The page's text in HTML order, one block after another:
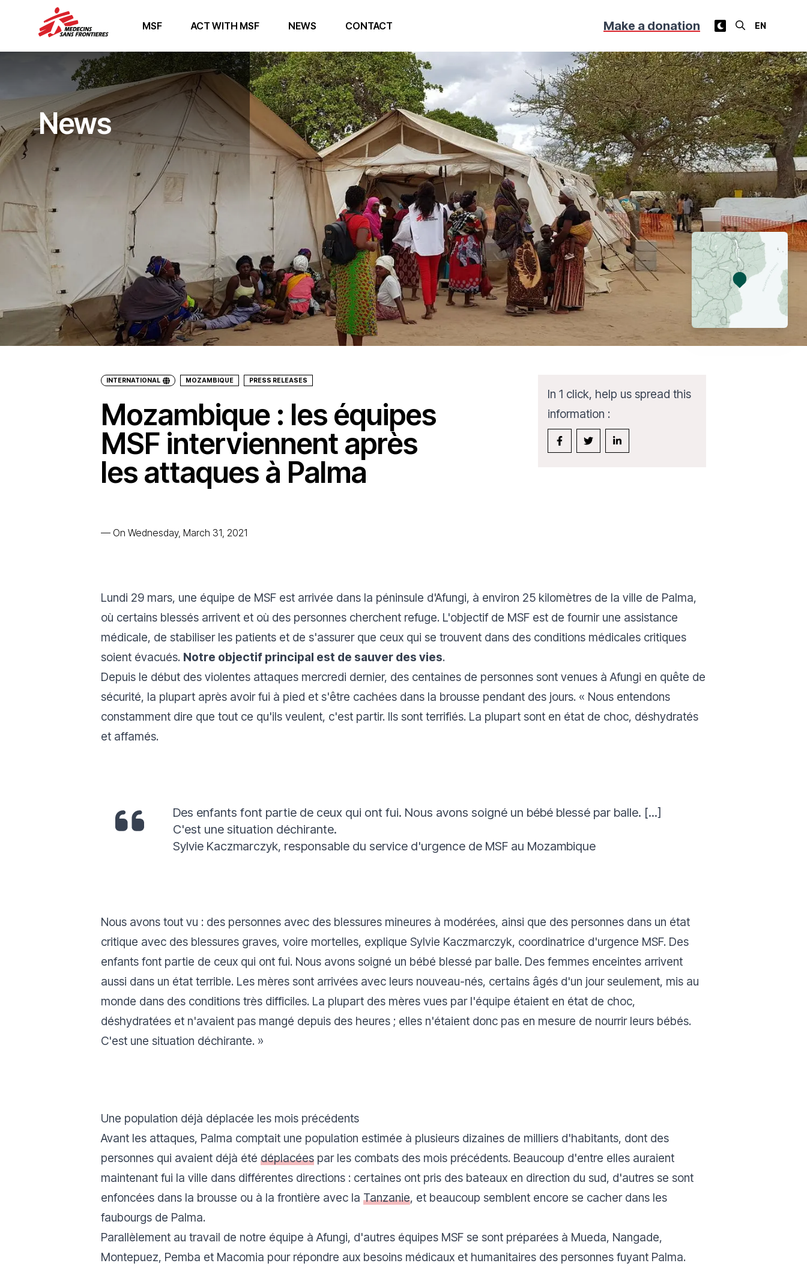
MSF ACT WITH MSF NEWS CONTACT Make a donation
News
INTERNATIONAL MOZAMBIQUE PRESS RELEASES
Mozambique : les équipes
MSF interviennent après
les attaques à Palma
— On Wednesday, March 31, 2021
In 1 click, help us spread this
information :
Lundi 29 mars, une équipe de MSF est arrivée dans la péninsule d'Afungi, à environ 25 kilomètres de la ville de Palma,
où certains blessés arrivent et où des personnes cherchent refuge. L'objectif de MSF est de fournir une assistance
médicale, de stabiliser les patients et de s'assurer que ceux qui se trouvent dans des conditions médicales critiques
soient évacués. Notre objectif principal est de sauver des vies.
Depuis le début des violentes attaques mercredi dernier, des centaines de personnes sont venues à Afungi en quête de
sécurité, la plupart après avoir fui à pied et s'être cachées dans la brousse pendant des jours. « Nous entendons
constamment dire que tout ce qu'ils veulent, c'est partir. Ils sont terrifiés. La plupart sont en état de choc, déshydratés
et affamés.
Des enfants font partie de ceux qui ont fui. Nous avons soigné un bébé blessé par balle. [...]
C'est une situation déchirante.
Sylvie Kaczmarczyk, responsable du service d'urgence de MSF au Mozambique
Nous avons tout vu : des personnes avec des blessures mineures à modérées, ainsi que des personnes dans un état
critique avec des blessures graves, voire mortelles, explique Sylvie Kaczmarczyk, coordinatrice d'urgence MSF. Des
enfants font partie de ceux qui ont fui. Nous avons soigné un bébé blessé par balle. Des femmes enceintes arrivent
aussi dans un état terrible. Les mères sont arrivées avec leurs nouveau-nés, certains âgés d'un jour seulement, mis au
monde dans des conditions très difficiles. La plupart des mères vues par l'équipe étaient en état de choc,
déshydratées et n'avaient pas mangé depuis des heures ; elles n'étaient donc pas en mesure de nourrir leurs bébés.
C'est une situation déchirante. »
Une population déjà déplacée les mois précédents
Avant les attaques, Palma comptait une population estimée à plusieurs dizaines de milliers d'habitants, dont des
personnes qui avaient déjà été déplacées par les combats des mois précédents. Beaucoup d'entre elles auraient
maintenant fui la ville dans différentes directions : certaines ont pris des bateaux en direction du sud, d'autres se sont
enfoncées dans la brousse ou à la frontière avec la Tanzanie, et beaucoup semblent encore se cacher dans les
faubourgs de Palma.
Parallèlement au travail de notre équipe à Afungi, d'autres équipes MSF se sont préparées à Mueda, Nangade,
Montepuez, Pemba et Macomia pour répondre aux besoins médicaux et humanitaires des personnes fuyant Palma.